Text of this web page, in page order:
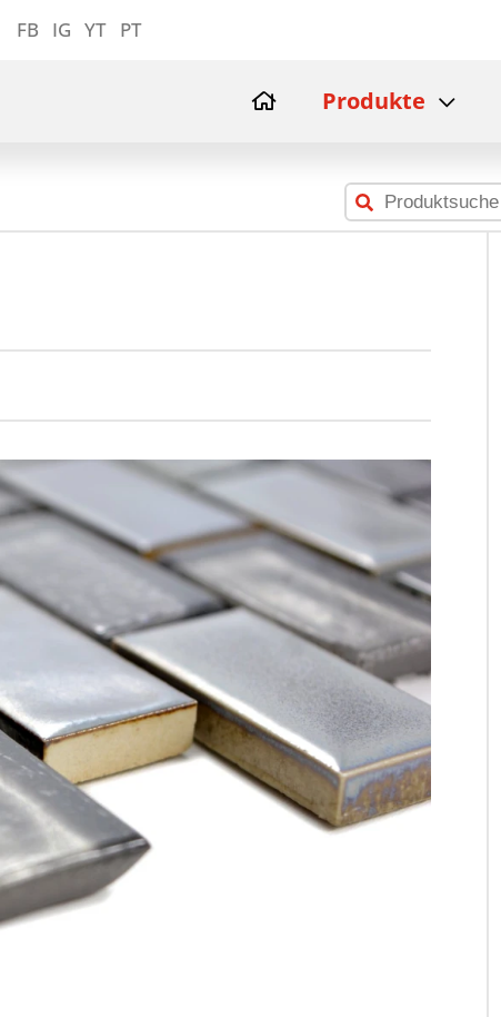
FB IG YT PT
Produkte